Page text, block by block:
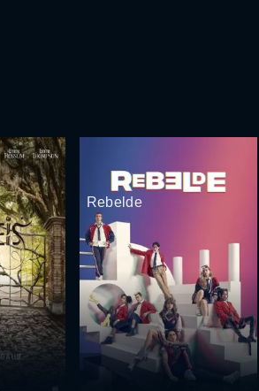
Rebelde